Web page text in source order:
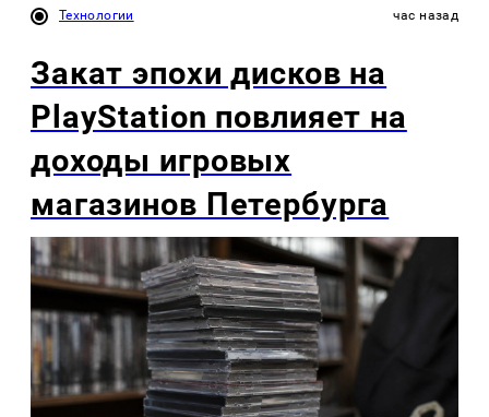
Технологии час назад
Закат эпохи дисков на
PlayStation повлияет на
доходы игровых
магазинов Петербурга